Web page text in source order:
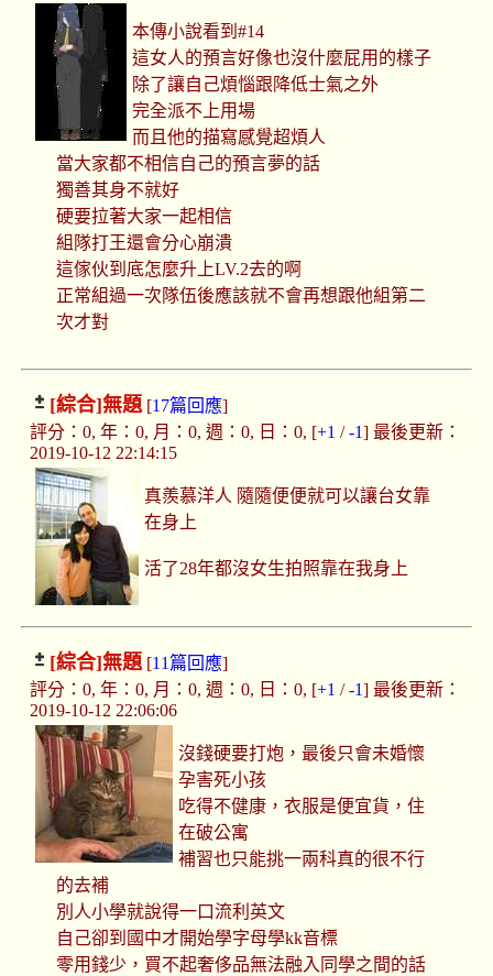
本傳小說看到#14
這女人的預言好像也沒什麼屁用的樣子
除了讓自己煩惱跟降低士氣之外
完全派不上用場
而且他的描寫感覺超煩人
當大家都不相信自己的預言夢的話
獨善其身不就好
硬要拉著大家一起相信
組隊打王還會分心崩潰
這傢伙到底怎麼升上LV.2去的啊
正常組過一次隊伍後應該就不會再想跟他組第二
次才對
[綜合]無題[17篇回應]
評分：0, 年：0, 月：0, 週：0, 日：0, [+1 /-1] 最後更新：
2019-10-12 22:14:15
真羨慕洋人 隨隨便便就可以讓台女靠
在身上
活了28年都沒女生拍照靠在我身上
[綜合]無題[11篇回應]
評分：0, 年：0, 月：0, 週：0, 日：0, [+1 /-1] 最後更新：
2019-10-12 22:06:06
沒錢硬要打炮，最後只會未婚懷
孕害死小孩
吃得不健康，衣服是便宜貨，住
在破公寓
補習也只能挑一兩科真的很不行
的去補
別人小學就說得一口流利英文
自己卻到國中才開始學字母學kk音標
零用錢少，買不起奢侈品無法融入同學之間的話